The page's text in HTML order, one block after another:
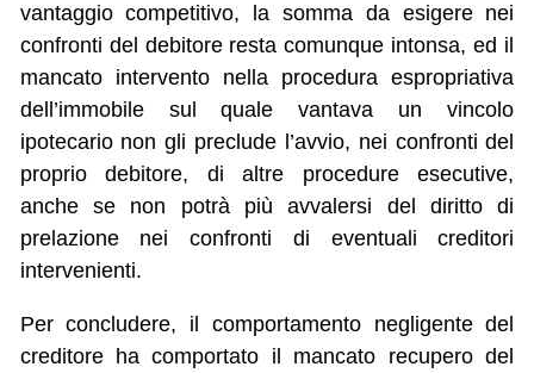
vantaggio competitivo, la somma da esigere nei
confronti del debitore resta comunque intonsa, ed il
mancato intervento nella procedura espropriativa
dell’immobile sul quale vantava un vincolo
ipotecario non gli preclude l’avvio, nei confronti del
proprio debitore, di altre procedure esecutive,
anche se non potrà più avvalersi del diritto di
prelazione nei confronti di eventuali creditori
intervenienti.
Per concludere, il comportamento negligente del
creditore ha comportato il mancato recupero del